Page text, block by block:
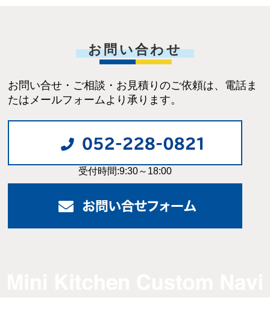
お問い合わせ
お問い合せ・ご相談・お見積りのご依頼は、電話ま
たはメールフォームより承ります。
受付時間:9:30～18:00